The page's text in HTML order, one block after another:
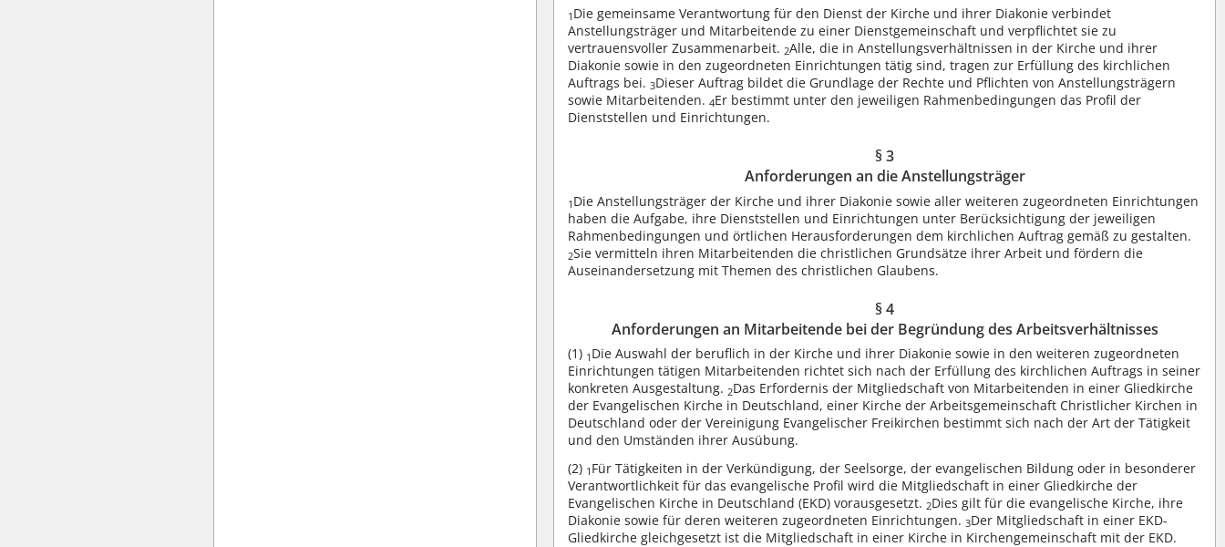
1 Die gemeinsame Verantwortung für den Dienst der Kirche und ihrer Diakonie verbindet
Anstellungsträger und Mitarbeitende zu einer Dienstgemeinschaft und verpflichtet sie zu
vertrauensvoller Zusammenarbeit. 2Alle, die in Anstellungsverhältnissen in der Kirche und ihrer
Diakonie sowie in den zugeordneten Einrichtungen tätig sind, tragen zur Erfüllung des kirchlichen
Auftrags bei.3Dieser Auftrag bildet die Grundlage der Rechte und Pflichten von Anstellungsträgern
sowie Mitarbeitenden.4Er bestimmt unter den jeweiligen Rahmenbedingungen das Profil der
Dienststellen und Einrichtungen.
§ 3
Anforderungen an die Anstellungsträger
1 Die Anstellungsträger der Kirche und ihrer Diakonie sowie aller weiteren zugeordneten Einrichtungen
haben die Aufgabe, ihre Dienststellen und Einrichtungen unter Berücksichtigung der jeweiligen
Rahmenbedingungen und örtlichen Herausforderungen dem kirchlichen Auftrag gemäß zu gestalten.
2Sie vermitteln ihren Mitarbeitenden die christlichen Grundsätze ihrer Arbeit und fördern die
Auseinandersetzung mit Themen des christlichen Glaubens.
§ 4
Anforderungen an Mitarbeitende bei der Begründung des Arbeitsverhältnisses
(1) 1 Die Auswahl der beruflich in der Kirche und ihrer Diakonie sowie in den weiteren zugeordneten
Einrichtungen tätigen Mitarbeitenden richtet sich nach der Erfüllung des kirchlichen Auftrags in seiner
konkreten Ausgestaltung. 2Das Erfordernis der Mitgliedschaft von Mitarbeitenden in einer Gliedkirche
der Evangelischen Kirche in Deutschland, einer Kirche der Arbeitsgemeinschaft Christlicher Kirchen in
Deutschland oder der Vereinigung Evangelischer Freikirchen bestimmt sich nach der Art der Tätigkeit
und den Umständen ihrer Ausübung.
(2) 1 Für Tätigkeiten in der Verkündigung, der Seelsorge, der evangelischen Bildung oder in besonderer
Verantwortlichkeit für das evangelische Profil wird die Mitgliedschaft in einer Gliedkirche der
Evangelischen Kirche in Deutschland (EKD) vorausgesetzt. 2Dies gilt für die evangelische Kirche, ihre
Diakonie sowie für deren weiteren zugeordneten Einrichtungen.3Der Mitgliedschaft in einer EKD-
Gliedkirche gleichgesetzt ist die Mitgliedschaft in einer Kirche in Kirchengemeinschaft mit der EKD.